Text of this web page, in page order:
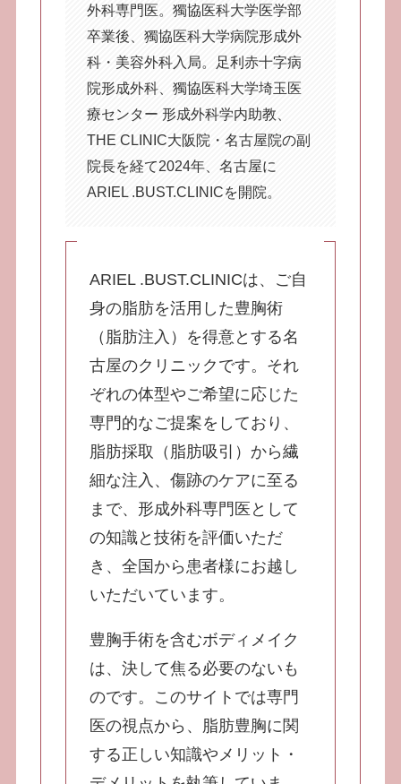
外科専門医。獨協医科大学医学部
卒業後、獨協医科大学病院形成外
科・美容外科入局。足利赤十字病
院形成外科、獨協医科大学埼玉医
療センター 形成外科学内助教、
THE CLINIC大阪院・名古屋院の副
院長を経て2024年、名古屋に
ARIEL .BUST.CLINICを開院。
ARIEL .BUST.CLINICは、ご自
身の脂肪を活用した豊胸術
（脂肪注入）を得意とする名
古屋のクリニックです。それ
ぞれの体型やご希望に応じた
専門的なご提案をしており、
脂肪採取（脂肪吸引）から繊
細な注入、傷跡のケアに至る
まで、形成外科専門医として
の知識と技術を評価いただ
き、全国から患者様にお越し
いただいています。
豊胸手術を含むボディメイク
は、決して焦る必要のないも
のです。このサイトでは専門
医の視点から、脂肪豊胸に関
する正しい知識やメリット・